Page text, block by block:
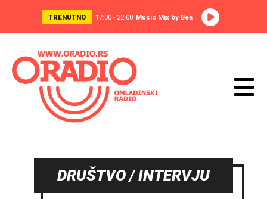
TRENUTNO 17:00 - 22:00 Music Mix by Bea
DRUŠTVO / INTERVJU